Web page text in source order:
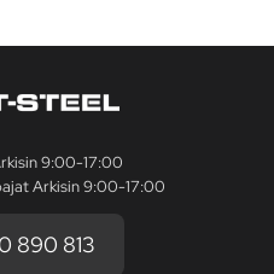
9:00-17:00
Arkisin 9:00-17:00
890 813